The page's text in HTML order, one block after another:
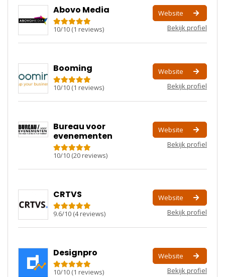
Abovo Media
10/10 (1 reviews)
Website
Bekijk profiel
Booming
10/10 (1 reviews)
Website
Bekijk profiel
Bureau voor
evenementen
10/10 (20reviews)
Website
Bekijk profiel
CRTVS
9.6/10 (4reviews)
Website
Bekijk profiel
Designpro
10/10 (1 reviews)
Website
Bekijk profiel